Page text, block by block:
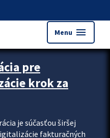
Menu menu
pre
krok za
je súčasťou širšej
fakturačných